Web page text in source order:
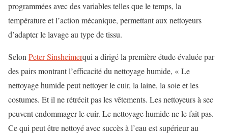
programmées avec des variables telles que le temps, la
température et l’action mécanique, permettant aux nettoyeurs
d’adapter le lavage au type de tissu.
Selon Peter Sinsheimerqui a dirigé la première étude évaluée par
des pairs montrant l’efficacité du nettoyage humide, « Le
nettoyage humide peut nettoyer le cuir, la laine, la soie et les
costumes. Et il ne rétrécit pas les vêtements. Les nettoyeurs à sec
peuvent endommager le cuir. Le nettoyage humide ne le fait pas.
Ce qui peut être nettoyé avec succès à l’eau est supérieur au